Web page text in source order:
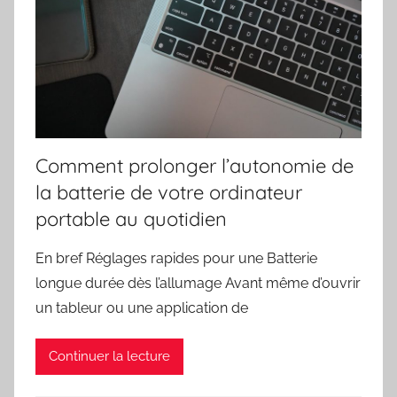
Comment prolonger l’autonomie de
la batterie de votre ordinateur
portable au quotidien
En bref Réglages rapides pour une Batterie
longue durée dès l’allumage Avant même d’ouvrir
un tableur ou une application de
Continuer la lecture